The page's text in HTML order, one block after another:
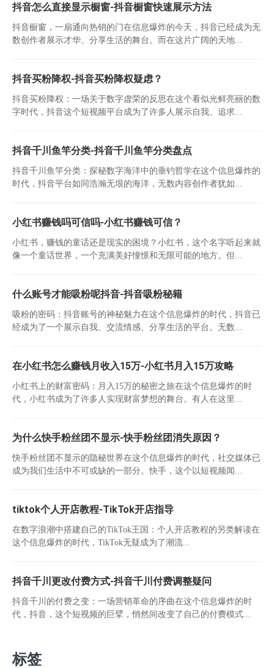
抖音怎么直接显示橱窗-抖音橱窗快速展示方法
抖音橱窗，一扇通向热销的门在信息爆炸的今天，抖音已经成为无
数创作者展示才华、分享生活的舞台。而在这片广阔的天地...
抖音买粉降权-抖音买粉降权疑虑？
抖音买粉降权：一场关于数字虚荣的反思在这个看似光鲜亮丽的数
字时代，抖音这个短视频平台成为了许多人展示自我、追求...
抖音千川鱼竿分类-抖音千川鱼竿分类盘点
抖音千川鱼竿分类：探秘数字海洋中的垂钓哲学在这个信息爆炸的
时代，抖音平台如同浩瀚无垠的海洋，无数内容创作者犹如...
小红书赚钱吗可信吗-小红书赚钱可信？
小红书，赚钱的童话还是现实的困境？小红书，这个名字听起来就
像一个童话世界，一个充满美好憧憬和无限可能的地方。但...
什么账号才能吸粉呢抖音-抖音吸粉秘籍
吸粉的密码：抖音账号的神秘魅力在这个信息爆炸的时代，抖音已
经成为了一个展示自我、交流情感、分享生活的平台。无数...
在小红书怎么赚钱月收入15万-小红书月入15万攻略
小红书上的财富密码：月入15万的秘密之旅在这个信息爆炸的时
代，小红书成为了许多人实现财富梦想的舞台。有人在这里...
为什么快手粉丝团不显示-快手粉丝团消失原因？
快手粉丝团不显示的隐秘世界在这个信息爆炸的时代，社交媒体已
成为我们生活中不可或缺的一部分。快手，这个以短视频闻...
tiktok个人开店教程-TikTok开店指导
在数字浪潮中搭建自己的TikTok王国：个人开店教程的另类解读在
这个信息爆炸的时代，TikTok无疑成为了潮流...
抖音千川更改付费方式-抖音千川付费调整疑问
抖音千川的付费之变：一场营销革命的序曲在这个信息爆炸的时
代，抖音，这个短视频的巨擘，悄然间改变了自己的付费模式...
标签